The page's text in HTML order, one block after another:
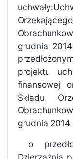
grudnia
projektu
finansowej
Składu
grudnia
o
Dzierzążnia